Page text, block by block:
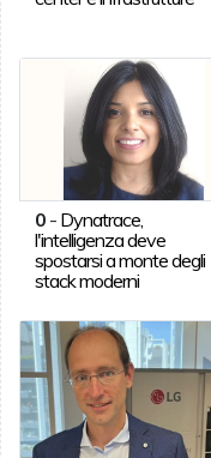
0- Dynatrace,
l'intelligenza deve
spostarsi a monte degli
stack moderni